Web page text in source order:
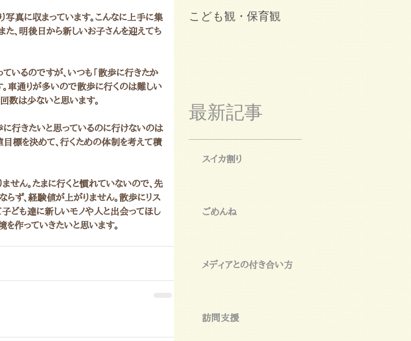
写真に収まっています。こんなに上手に集
、明後日から新しいお子さんを迎えてち
いるのですが、いつも「散歩に行きたか
車通りが多いので散歩に行くのは難しい
数は少ないと思います。
行きたいと思っているのに行けないのは
標を決めて、行くための体制を考えて積
ん。たまに行くと慣れていないので、先
らず、経験値が上がりません。散歩にリス
ども達に新しいモノや人と出会ってほし
作っていきたいと思います。
こども観・保育観
最新記事
スイカ割り
ごめんね
メディアとの付き合い方
訪問支援